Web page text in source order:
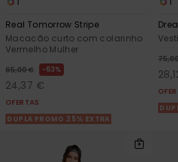
Real Tomorrow Stripe
Macacão curto com colarinho
Vermelho Mulher
65,00 € 63%
24,37 €
OFERTAS
DUPLA PROMO 25% EXTRA